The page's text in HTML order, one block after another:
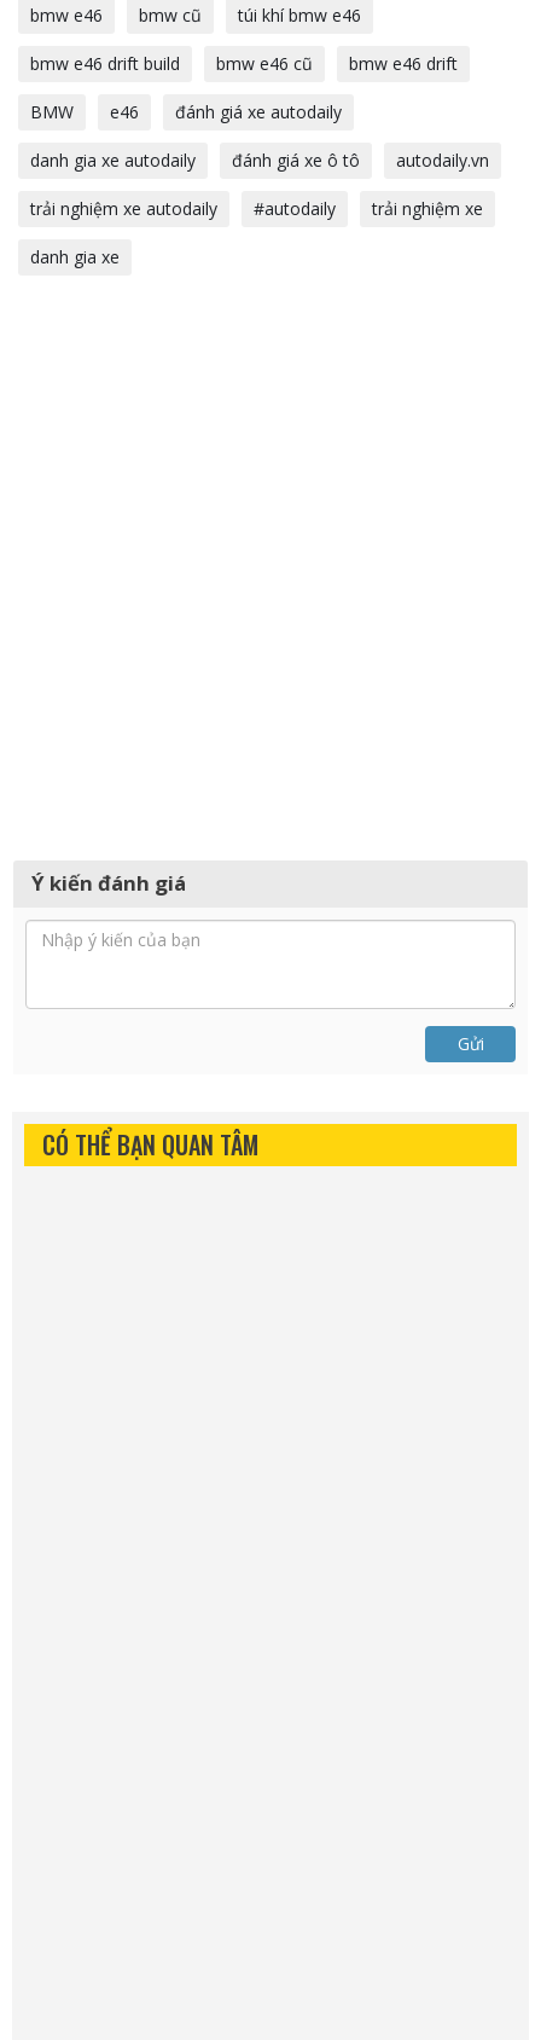
bmw e46 bmw cũ túi khí bmw e46
bmw e46 drift build bmw e46 cũ bmw e46 drift
BMW e46 đánh giá xe autodaily
danh gia xe autodaily đánh giá xe ô tô autodaily.vn
trải nghiệm xe autodaily #autodaily trải nghiệm xe
danh gia xe
Ý kiến đánh giá
Gửi
CÓ THỂ BẠN QUAN TÂM